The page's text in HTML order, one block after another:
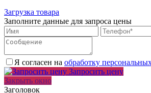
Загрузка товара
Заполните данные для запроса цены
Я согласен на обработку
Запросить цену
Закрыть окно
Заголовок